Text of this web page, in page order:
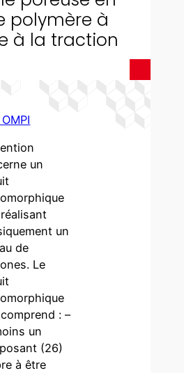
polymère à
à la traction
un
un
de
Le
: –
un
(26)
à être